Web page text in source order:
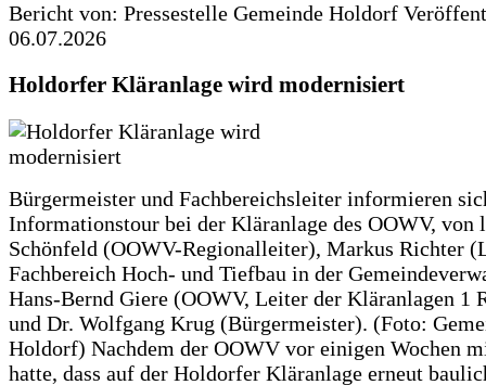
Bericht von: Pressestelle Gemeinde Holdorf
06.07.2026
Holdorfer Kläranlage wird modernisiert
Bürgermeister und Fachbereichsleiter informieren
Informationstour bei der Kläranlage des OOWV, von
Schönfeld (OOWV-Regionalleiter), Markus Richter
Fachbereich Hoch- und Tiefbau in der
Hans-Bernd Giere (OOWV, Leiter der Kläranlagen 1
und Dr. Wolfgang Krug (Bürgermeister). (Foto:
Holdorf) Nachdem der OOWV vor einigen Wochen
hatte, dass auf der Holdorfer Kläranlage erneut